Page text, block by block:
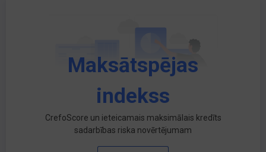
Maksātspējas
indekss
CrefoScore un ieteicamais maksimālais kredīts
sadarbības riska novērtējumam